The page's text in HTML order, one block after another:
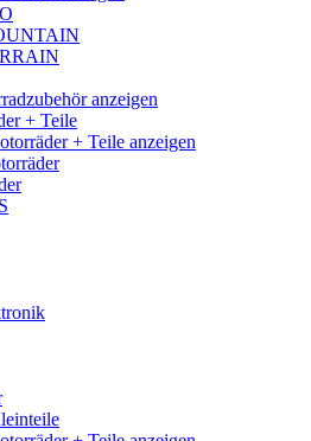
anzeigen
+ Teile
+ Teile anzeigen